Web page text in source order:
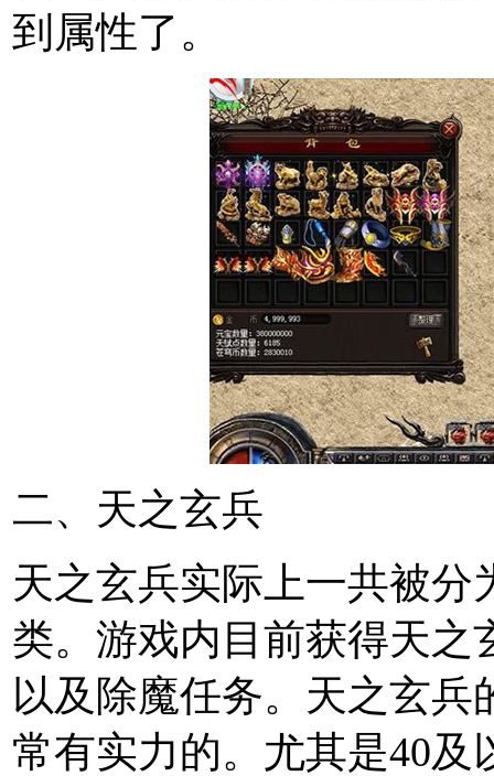
到属性了。
二、天之玄兵
天之玄兵实际上一共被
类。游戏内目前获得天之
以及除魔任务。天之玄
常有实力的。尤其是40